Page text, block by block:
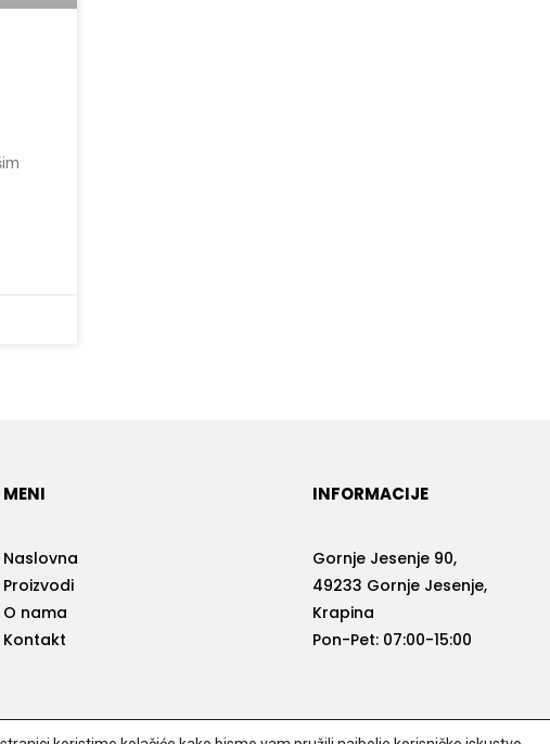
MENI
Naslovna
Proizvodi
O nama
Kontakt
INFORMACIJE
Gornje Jesenje 90,
49233 Gornje Jesenje,
Krapina
Pon-Pet: 07:00-15:00